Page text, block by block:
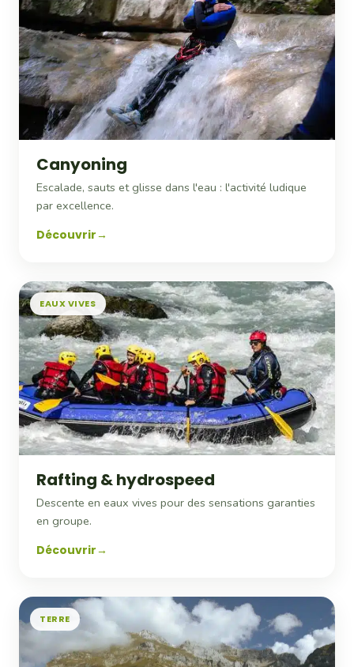
Canyoning
Escalade, sauts et glisse dans l'eau : l'activité ludique
par excellence.
Découvrir
EAUX VIVES
Rafting & hydrospeed
Descente en eaux vives pour des sensations garanties
en groupe.
Découvrir
TERRE